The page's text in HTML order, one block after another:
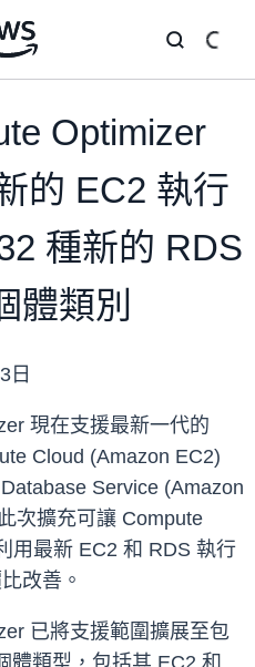
Optimizer
的 EC2 執行
種新的 RDS
體類別
日
現在支援最新一代的
Cloud (Amazon EC2)
Service (Amazon
次擴充可讓 Compute
用最新 EC2 和 RDS 執行
改善。
已將支援範圍擴展至包